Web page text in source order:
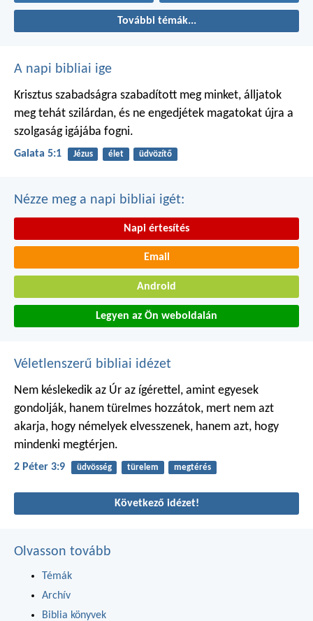
További témák...
A napi bibliai ige
Krisztus szabadságra szabadított meg minket, álljatok
meg tehát szilárdan, és ne engedjétek magatokat újra a
szolgaság igájába fogni.
Galata 5:1 Jézus élet üdvözítő
Nézze meg a napi bibliai igét:
Napi értesítés
Email
Android
Legyen az Ön weboldalán
Véletlenszerű bibliai idézet
Nem késlekedik az Úr az ígérettel, amint egyesek
gondolják, hanem türelmes hozzátok, mert nem azt
akarja, hogy némelyek elvesszenek, hanem azt, hogy
mindenki megtérjen.
2 Péter 3:9 üdvösség türelem megtérés
Következő idézet!
Olvasson tovább
Témák
Archív
Biblia könyvek